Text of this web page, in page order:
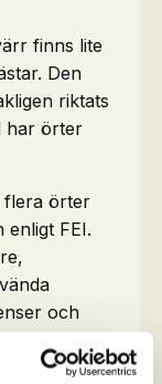
finns lite
Den
riktats
har örter
flera örter
enligt FEI.
och